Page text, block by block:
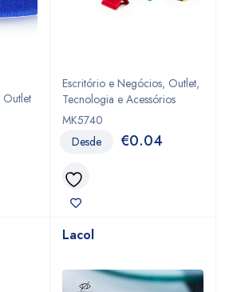
Outlet
Escritório e Negócios, Outlet,
Tecnologia e Acessórios
MK5740
Desde €0.04
Lacol